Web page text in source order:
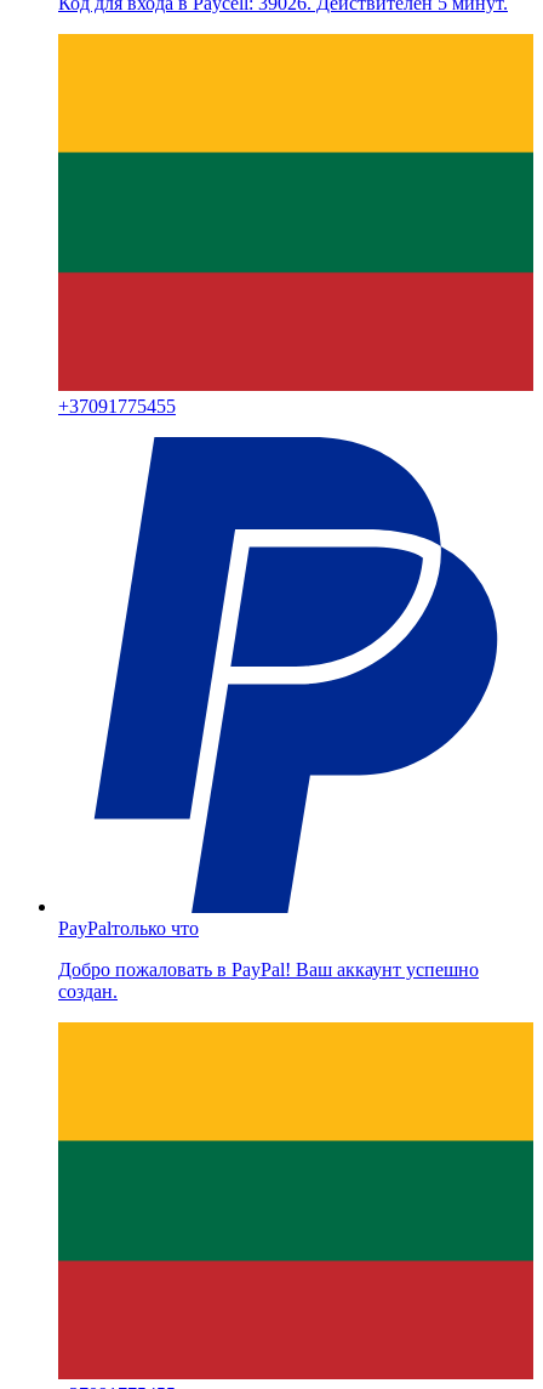
+37091775455
PayPalтолько что
Добро пожаловать в PayPal! Ваш аккаунт успешно
создан.